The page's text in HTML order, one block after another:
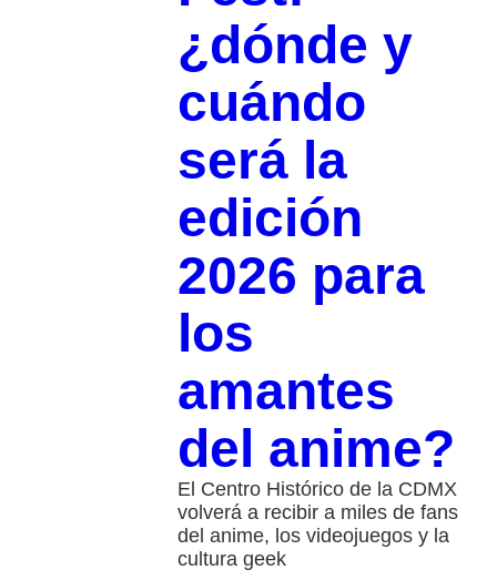
¿dónde y
cuándo
será la
edición
2026 para
los
amantes
del anime?
El Centro Histórico de la CDMX
volverá a recibir a miles de fans
del anime, los videojuegos y la
cultura geek